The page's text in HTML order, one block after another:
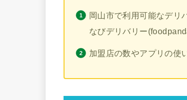
岡山市で利用可能なデリ
なびデリバリー
加盟店の数やアプリの使